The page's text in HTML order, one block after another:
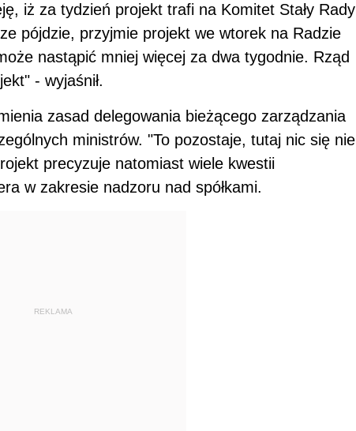
iż za tydzień projekt trafi na Komitet Stały Rady
pójdzie, przyjmie projekt we wtorek na Radzie
nastąpić mniej więcej za dwa tygodnie. Rząd
- wyjaśnił.
zasad delegowania bieżącego zarządzania
ministrów. "To pozostaje, tutaj nic się nie
precyzuje natomiast wiele kwestii
w zakresie nadzoru nad spółkami.
REKLAMA